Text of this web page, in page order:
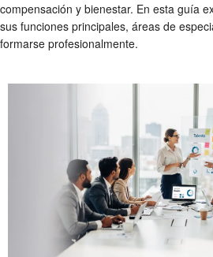
compensación y bienestar. En esta guía
sus funciones principales, áreas de
formarse profesionalmente.